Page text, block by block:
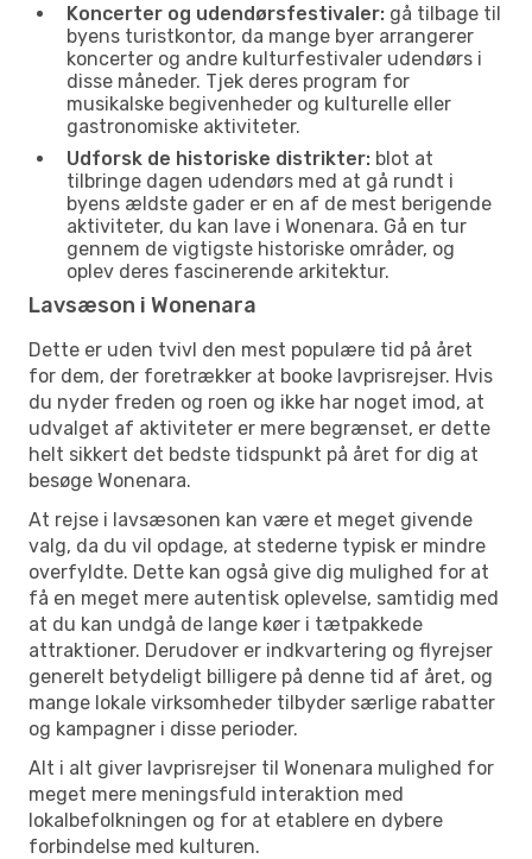
Koncerter og udendørsfestivaler: gå tilbage til
byens turistkontor, da mange byer arrangerer
koncerter og andre kulturfestivaler udendørs i
disse måneder. Tjek deres program for
musikalske begivenheder og kulturelle eller
gastronomiske aktiviteter.
Udforsk de historiske distrikter: blot at
tilbringe dagen udendørs med at gå rundt i
byens ældste gader er en af de mest berigende
aktiviteter, du kan lave i Wonenara. Gå en tur
gennem de vigtigste historiske områder, og
oplev deres fascinerende arkitektur.
Lavsæson i Wonenara
Dette er uden tvivl den mest populære tid på året
for dem, der foretrækker at booke lavprisrejser. Hvis
du nyder freden og roen og ikke har noget imod, at
udvalget af aktiviteter er mere begrænset, er dette
helt sikkert det bedste tidspunkt på året for dig at
besøge Wonenara.
At rejse i lavsæsonen kan være et meget givende
valg, da du vil opdage, at stederne typisk er mindre
overfyldte. Dette kan også give dig mulighed for at
få en meget mere autentisk oplevelse, samtidig med
at du kan undgå de lange køer i tætpakkede
attraktioner. Derudover er indkvartering og flyrejser
generelt betydeligt billigere på denne tid af året, og
mange lokale virksomheder tilbyder særlige rabatter
og kampagner i disse perioder.
Alt i alt giver lavprisrejser til Wonenara mulighed for
meget mere meningsfuld interaktion med
lokalbefolkningen og for at etablere en dybere
forbindelse med kulturen.